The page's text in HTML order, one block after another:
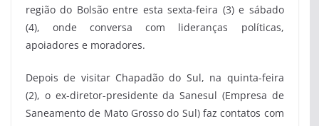
região do Bolsão entre esta sexta-feira (3) e sábado
(4), onde conversa com lideranças políticas,
apoiadores e moradores.
Depois de visitar Chapadão do Sul, na quinta-feira
(2), o ex-diretor-presidente da Sanesul (Empresa de
Saneamento de Mato Grosso do Sul) faz contatos com